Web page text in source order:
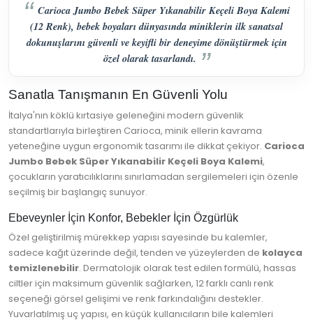
Carioca Jumbo Bebek Süper Yıkanabilir Keçeli Boya Kalemi
(12 Renk), bebek boyaları dünyasında miniklerin ilk sanatsal
dokunuşlarını güvenli ve keyifli bir deneyime dönüştürmek için
özel olarak tasarlandı.
Sanatla Tanışmanın En Güvenli Yolu
İtalya'nın köklü kırtasiye geleneğini modern güvenlik
standartlarıyla birleştiren Carioca, minik ellerin kavrama
yeteneğine uygun ergonomik tasarımı ile dikkat çekiyor. Carioca
Jumbo Bebek Süper Yıkanabilir Keçeli Boya Kalemi,
çocukların yaratıcılıklarını sınırlamadan sergilemeleri için özenle
seçilmiş bir başlangıç sunuyor.
Ebeveynler İçin Konfor, Bebekler İçin Özgürlük
Özel geliştirilmiş mürekkep yapısı sayesinde bu kalemler,
sadece kağıt üzerinde değil, tenden ve yüzeylerden de kolayca
temizlenebilir. Dermatolojik olarak test edilen formülü, hassas
ciltler için maksimum güvenlik sağlarken, 12 farklı canlı renk
seçeneği görsel gelişimi ve renk farkındalığını destekler.
Yuvarlatılmış uç yapısı, en küçük kullanıcıların bile kalemleri